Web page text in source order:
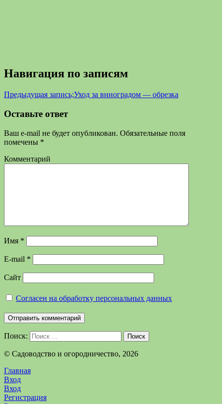
Навигация по записям
Предыдущая запись;Уход за виноградом — обрезка
Оставьте ответ
Ваш e-mail не будет опубликован. Обязательные поля
помечены *
Комментарий
Имя *
E-mail *
Сайт
Согласен на обработку персональных данных
Поиск: Поиск
©️ Садоводство и огородничество, 2026
Главная
Вход
Вход
Регистрация